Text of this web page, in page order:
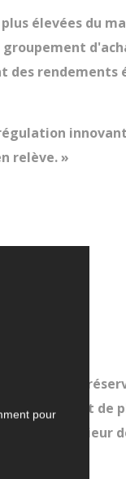
élevées du
rendements
relève. »
manuel, le
de
à l’extérieur
pour